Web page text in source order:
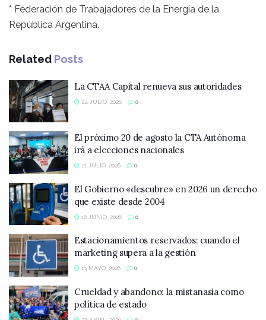
* Federación de Trabajadores de la Energía de la
República Argentina.
Related Posts
La CTAA Capital renueva sus autoridades
24 JULIO, 2026 0
El próximo 20 de agosto la CTA Autónoma
irá a elecciones nacionales
21 JULIO, 2026 0
El Gobierno «descubre» en 2026 un derecho
que existe desde 2004
16 JUNIO, 2026 0
Estacionamientos reservados: cuando el
marketing supera a la gestión
13 MAYO, 2026 0
Crueldad y abandono: la mistanasia como
política de estado